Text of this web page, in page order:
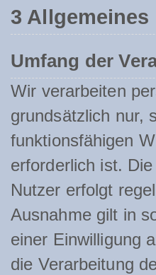
3
Umfang der
Wir verarbeiten
grundsätzlich nur,
funktionsfähigen
erforderlich ist.
Nutzer erfolgt
Ausnahme gilt in
einer Einwilligung
die Verarbeitung